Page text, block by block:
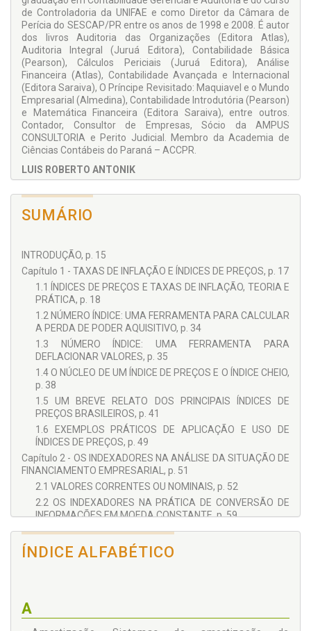
mesmo para aqueles que militam em áreas financeiras e que
se utilizam cotidianamente dos números.
de Controladoria da UNIFAE e como Diretor da Câmara de
Perícia do SESCAP/PR entre os anos de 1998 e 2008. É autor
dos livros Auditoria das Organizações (Editora Atlas),
Auditoria Integral (Juruá Editora), Contabilidade Básica
(Pearson), Cálculos Periciais (Juruá Editora), Análise
Financeira (Atlas), Contabilidade Avançada e Internacional
(Editora Saraiva), O Príncipe Revisitado: Maquiavel e o Mundo
Empresarial (Almedina), Contabilidade Introdutória (Pearson)
e Matemática Financeira (Editora Saraiva), entre outros.
Contador, Consultor de Empresas, Sócio da AMPUS
CONSULTORIA e Perito Judicial. Membro da Academia de
Ciências Contábeis do Paraná – ACCPR.
LUIS ROBERTO ANTONIK
University, Orlando, Flórida. Mestre em Gestão Empresarial
Economia e Finanças pela Universidade de Ponta Grossa,
Graduado em Geografia, Ciências Econômicas e
Administração de Empresas. Autor de 17 livros, nas áreas de
finanças, matemática comercial e filosofia. Especialista e
Perito Judicial em Mercado de Capitais e Finanças
Corporativas. Pró-Reitor, professor de Graduação e Pós-
Graduação da FAE Business School. Ex-Diretor de
Planejamento Empresarial da Telepar (atual Oi), Telebrás e
Telefônica (atual VIVO). Ex-Diretor Executivo do Grupo TIM no
Brasil, Diretor de Assuntos Institucionais da RPC (afiliada
Globo no Estado do Paraná) e ex-Diretor Geral da Associação
Brasileira das Emissoras de Rádio e Televisão (Abert).
SUMÁRIO
INTRODUÇÃO, p. 15
Capítulo 1 - TAXAS DE INFLAÇÃO E ÍNDICES DE PREÇOS, p. 17
1.1 ÍNDICES DE PREÇOS E TAXAS DE INFLAÇÃO, TEORIA E
PRÁTICA, p. 18
1.2 NÚMERO ÍNDICE: UMA FERRAMENTA PARA CALCULAR
A PERDA DE PODER AQUISITIVO, p. 34
1.3 NÚMERO ÍNDICE: UMA FERRAMENTA PARA
DEFLACIONAR VALORES, p. 35
1.4 O NÚCLEO DE UM ÍNDICE DE PREÇOS E O ÍNDICE CHEIO,
p. 38
1.5 UM BREVE RELATO DOS PRINCIPAIS ÍNDICES DE
PREÇOS BRASILEIROS, p. 41
1.6 EXEMPLOS PRÁTICOS DE APLICAÇÃO E USO DE
ÍNDICES DE PREÇOS, p. 49
Capítulo 2 - OS INDEXADORES NA ANÁLISE DA SITUAÇÃO DE
FINANCIAMENTO EMPRESARIAL, p. 51
2.1 VALORES CORRENTES OU NOMINAIS, p. 52
2.2 OS INDEXADORES NA PRÁTICA DE CONVERSÃO DE
INFORMAÇÕES EM MOEDA CONSTANTE, p. 59
2.3 METODOLOGIAS DE MANIPULAÇÃO DE VALORES E
ÍNDICES, p. 69
2.4 COMPARABILIDADE DE DADOS E MOEDAS, p. 76
ATUALIZAÇÃO DE VALORES, p. 83
3.1 OS INDEXADORES NA ANÁLISE DE APLICAÇÕES
ÍNDICE ALFABÉTICO
A